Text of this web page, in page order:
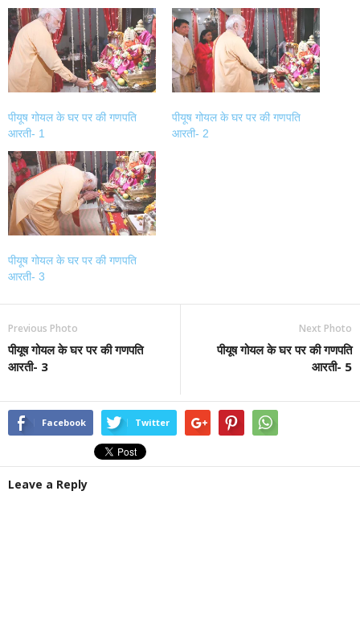
पीयूष गोयल के घर पर की गणपति
आरती- 1
पीयूष गोयल के घर पर की गणपति
आरती- 2
पीयूष गोयल के घर पर की गणपति
आरती- 3
Previous Photo
पीयूष गोयल के घर पर की गणपति
आरती- 3
Next Photo
पीयूष गोयल के घर पर की गणपति
आरती- 5
Facebook Twitter
Leave a Reply